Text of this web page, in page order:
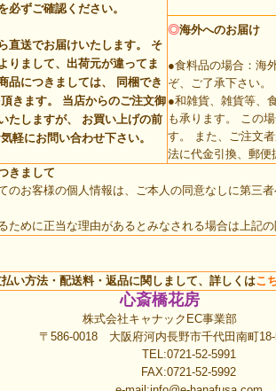
必ずご確認ください。
直送でお届けいたします。 そ
りまして、出荷元が違ってま
品につきましては、 同梱でき
きます。
当店からのご注文御
たしますが、 お買い上げの前
軽にお問い合わせ下さい。
◎海外へのお届け
●食料品の場合：海
ぞ、ご了承下さい。
●和雑貨、雑貨等、
も承ります。 この
す。 また、ご注文
法に代金引換、郵便
きまして
のお客様の個人情報は、ご本人の同意なしに第三
ために正当な理由があるとみなされる場合は上記の
い方法・配送料・返品に関しまして、詳しくはこ
心斎橋花房
株式会社キャナックEC事業部
〒586-0018 大阪府河内長野市千代田南町
TEL:0721-52-5991
FAX:0721-52-5992